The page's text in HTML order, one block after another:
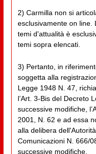
2) Carmilla non si
esclusivamente on line.
temi d'attualità è
temi sopra elencati.
3) Pertanto, in
soggetta alla
Legge 1948 N. 47,
l’Art. 3-Bis del Decreto
successive modifiche,
2001, N. 62 e ad essa
alla delibera
Comunicazioni N. 666/
successive modifiche.